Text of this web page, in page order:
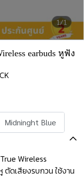
1/1
earbuds หูฟัง
Midninght Blue
Wireless
ตัดเสียงรบกวน ใช้งาน